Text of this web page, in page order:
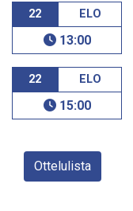
22 ELO
13:00
22 ELO
15:00
Ottelulista